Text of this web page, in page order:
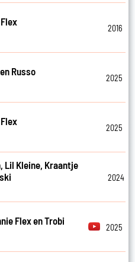
2016
Russo
2025
2025
Lil Kleine, Kraantje
2024
Flex en Trobi
2025